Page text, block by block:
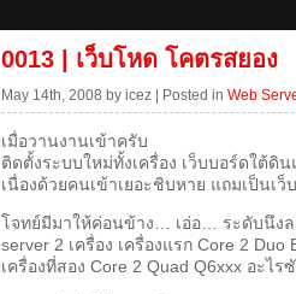
0013 | เว็บโหด โคตรสยอง
May 14th, 2008 by icez | Posted in Web
เมื่อวานงานเข้าครับ
ติดตั้งระบบใหม่ทั้งเครื่อง เว็บบอร์ดใต้ดิ
เนื่องด้วยคนเข้าเยอะชิบหาย แถมเป็นเ
โจทย์มีมาให้ค่อนข้าง… เอ่อ… ระดับนึง
server 2 เครื่อง เครื่องแรก Core 2 Duo
เครื่องที่สอง Core 2 Quad Q6xxx อะไร